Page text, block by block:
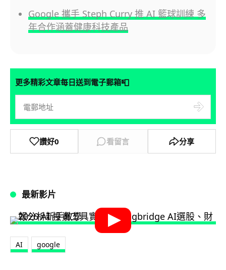
Google 攜手 Steph Curry 推 AI 籃球訓練 多
年合作涵蓋健康科技產品
更多精彩文章每日送到電子郵箱📮
讚好0 看留言 分享
最新影片
AI google